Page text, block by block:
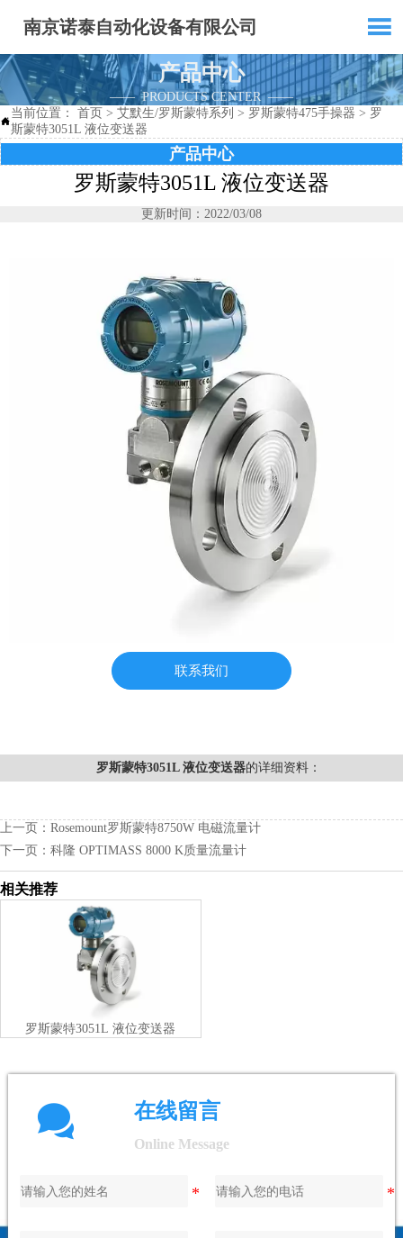
南京诺泰自动化设备有限公司 
产品中心
—— PRODUCTS CENTER ——

当前位置： 首页 > 艾默生/罗斯蒙特系列 > 罗斯蒙特475手操器 > 罗
斯蒙特3051L 液位变送器
产品中心
罗斯蒙特3051L 液位变送器
更新时间：2022/03/08
联系我们
罗斯蒙特3051L 液位变送器的详细资料：
上一页： Rosemount罗斯蒙特8750W 电磁流量计
下一页： 科隆 OPTIMASS 8000 K质量流量计
相关推荐
罗斯蒙特3051L 液位变送器
 在线留言
Online Message